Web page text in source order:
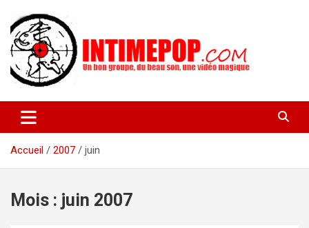
contenu
intimepop.com
actuelles pop rock, post-rock, indé sur Lyon. rock pop concert
lyon
Accueil
2007 juin
Mois : juin 2007